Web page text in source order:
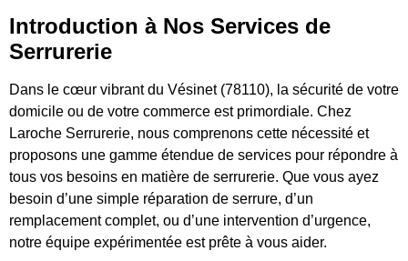
Introduction à Nos Services de
Serrurerie
Dans le cœur vibrant du Vésinet (78110), la sécurité de votre
domicile ou de votre commerce est primordiale. Chez
Laroche Serrurerie, nous comprenons cette nécessité et
proposons une gamme étendue de services pour répondre à
tous vos besoins en matière de serrurerie. Que vous ayez
besoin d’une simple réparation de serrure, d’un
remplacement complet, ou d’une intervention d’urgence,
notre équipe expérimentée est prête à vous aider.